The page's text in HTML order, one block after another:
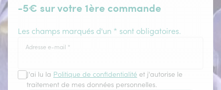
-5€ sur votre 1ère commande
Les champs marqués d'un * sont obligatoires.
Adresse e-mail *
J'ai lu la Politique de confidentialité et j'autorise le
traitement de mes données personnelles.